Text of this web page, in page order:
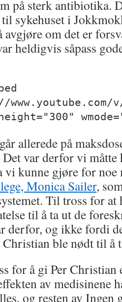
på sterk antibiotika.
til sykehuset i
om det er
heldigvis såpass
v/
allerede på
Det var derfor vi
vi kunne gjøre for noe
Monica Sailer,
Til tross for
til å ta ut de
derfor, og ikke fordi
Christian ble nødt til å
for å gi Per
av medisinene
og resten av Ingen